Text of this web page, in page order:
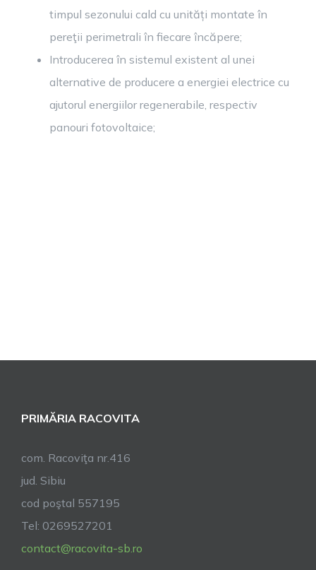
timpul sezonului cald cu unități montate în
pereţii perimetrali în fiecare încăpere;
Introducerea în sistemul existent al unei
alternative de producere a energiei electrice cu
ajutorul energiilor regenerabile, respectiv
panouri fotovoltaice;
PRIMĂRIA RACOVITA
com. Racoviţa nr.416
jud. Sibiu
cod poştal 557195
Tel: 0269527201
contact@racovita-sb.ro